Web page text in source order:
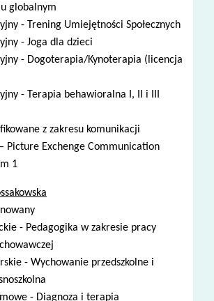
globalnym
- Trening Umiejętności Społecznych
- Joga dla dzieci
- Dogoterapia/Kynoterapia (licencja
- Terapia behawioralna I, II i III
z zakresu komunikacji
Picture Exchenge Communication
1
- Pedagogika w zakresie pracy
- Wychowanie przedszkolne i
- Diagnoza i terapia